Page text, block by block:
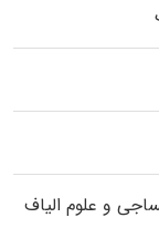
و علوم الیاف